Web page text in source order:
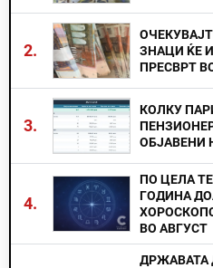
2.
ЗНАЦИ ЌЕ
ПРЕСВРТ
3.
КОЛКУ
ОБЈАВЕНИ
4.
ПО ЦЕЛА
ГОДИНА
ВО АВГУСТ
ДРЖАВАТА